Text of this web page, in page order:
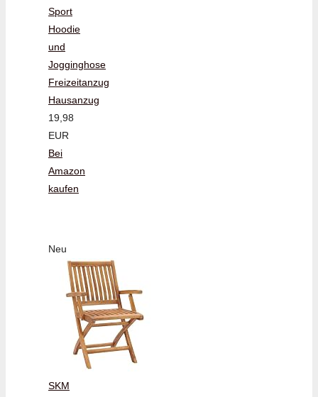
Sport
Hoodie
und
Jogginghose
Freizeitanzug
Hausanzug
19,98
EUR
Bei
Amazon
kaufen
Neu
SKM